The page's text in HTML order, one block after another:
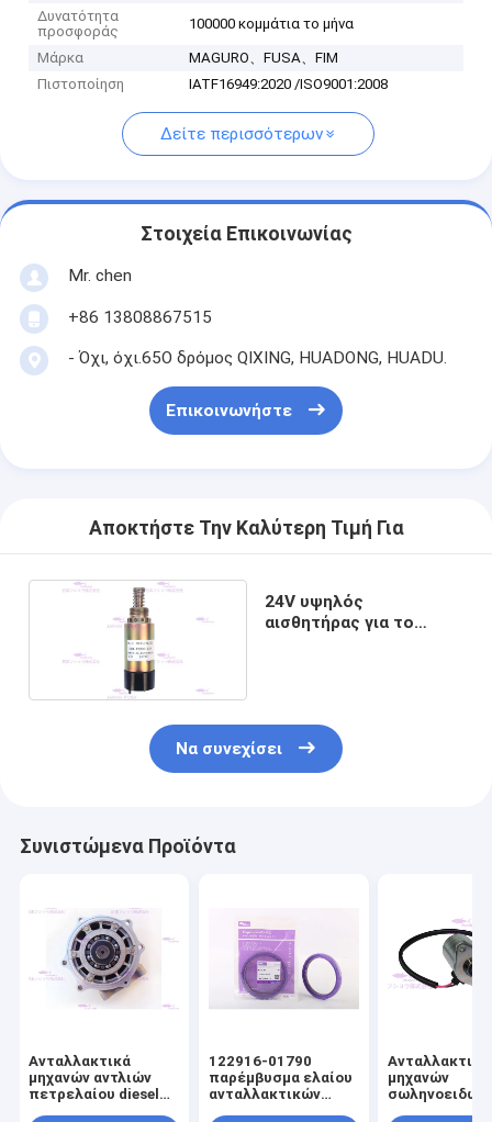
Δυνατότητα
προσφοράς
100000 κομμάτια το μήνα
Μάρκα
MAGURO、FUSA、FIM
Πιστοποίηση
IATF16949:2020 /ISO9001:2008
Δείτε περισσότερων
Στοιχεία Επικοινωνίας
Mr. chen
+86 13808867515
- Όχι, όχι.65Ο δρόμος QIXING, HUADONG, HUADU.
Επικοινωνήστε
Αποκτήστε Την Καλύτερη Τιμή Για
24V υψηλός
αισθητήρας για το
Να συνεχίσει
Συνιστώμενα Προϊόντα
Ανταλλακτικά
μηχανών αντλιών
πετρελαίου diesel
122916-01790
παρέμβυσμα ελαίου
ανταλλακτικών
Ανταλλακτικά
μηχανών
σωληνοειδών